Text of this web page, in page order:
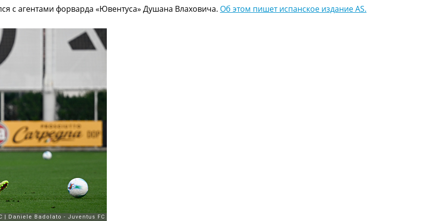
с агентами форварда «Ювентуса» Душана Влаховича. Об этом пишет испанское издание AS.